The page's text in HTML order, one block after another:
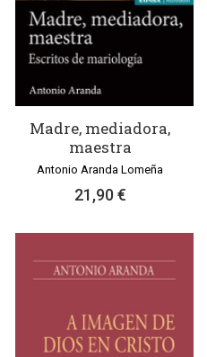
Madre, mediadora,
maestra
Antonio Aranda Lomeña
21,90 €